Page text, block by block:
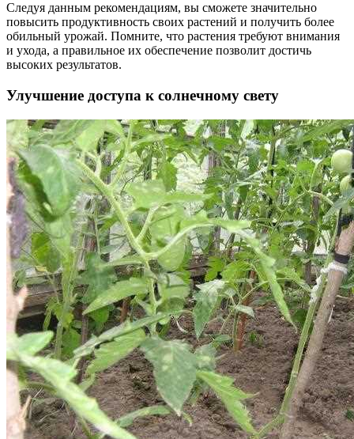
Следуя данным рекомендациям, вы сможете значительно
повысить продуктивность своих растений и получить более
обильный урожай. Помните, что растения требуют внимания
и ухода, а правильное их обеспечение позволит достичь
высоких результатов.
Улучшение доступа к солнечному свету